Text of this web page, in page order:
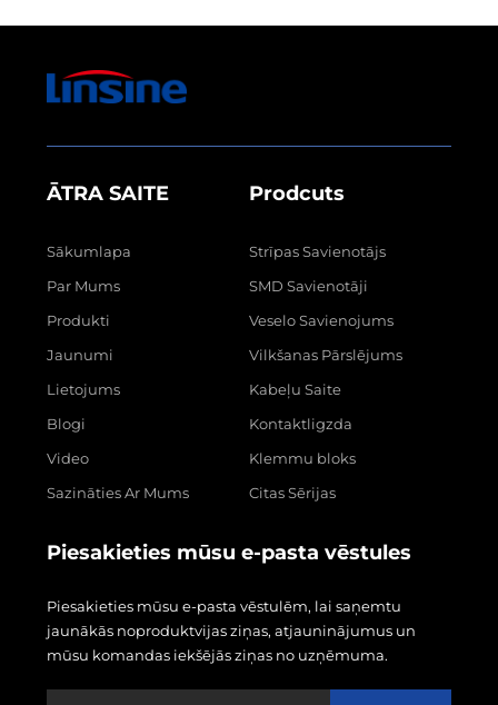
ĀTRA SAITE
Sākumlapa
Par Mums
Produkti
Jaunumi
Lietojums
Blogi
Video
Sazināties Ar Mums
Prodcuts
Strīpas Savienotājs
SMD Savienotāji
Veselo Savienojums
Vilkšanas Pārslējums
Kabeļu Saite
Kontaktligzda
Klemmu bloks
Citas Sērijas
Piesakieties mūsu e-pasta vēstules
Piesakieties mūsu e-pasta vēstulēm, lai saņemtu
jaunākās noproduktvijas ziņas, atjauninājumus un
mūsu komandas iekšējās ziņas no uzņēmuma.